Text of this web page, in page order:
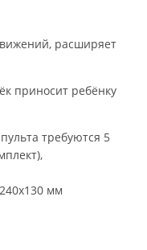
расширяет
приносит ребёнку
требуются 5
мм